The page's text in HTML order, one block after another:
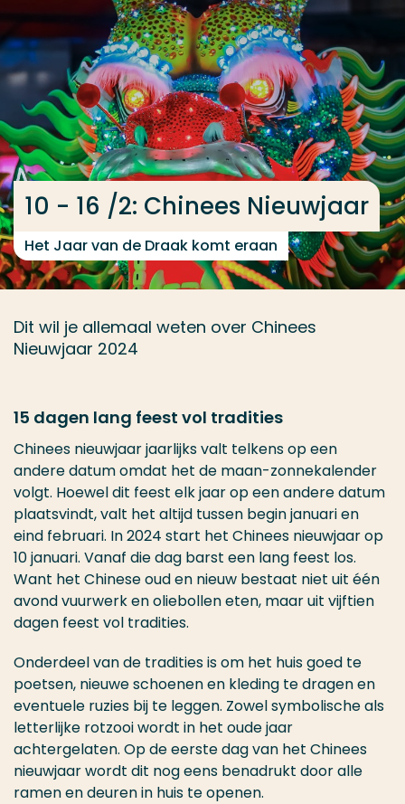
Ga direct naar de content
... > CNY2024
10 - 16 /2: Chinees Nieuwjaar
Het Jaar van de Draak komt eraan
Dit wil je allemaal weten over Chinees
Nieuwjaar 2024
15 dagen lang feest vol tradities
Chinees nieuwjaar jaarlijks valt telkens op een
andere datum omdat het de maan-zonnekalender
volgt. Hoewel dit feest elk jaar op een andere datum
plaatsvindt, valt het altijd tussen begin januari en
eind februari. In 2024 start het Chinees nieuwjaar op
10 januari. Vanaf die dag barst een lang feest los.
Want het Chinese oud en nieuw bestaat niet uit één
avond vuurwerk en oliebollen eten, maar uit vijftien
dagen feest vol tradities.
Onderdeel van de tradities is om het huis goed te
poetsen, nieuwe schoenen en kleding te dragen en
eventuele ruzies bij te leggen. Zowel symbolische als
letterlijke rotzooi wordt in het oude jaar
achtergelaten. Op de eerste dag van het Chinees
nieuwjaar wordt dit nog eens benadrukt door alle
ramen en deuren in huis te openen.
Veel gezocht
Opleiding